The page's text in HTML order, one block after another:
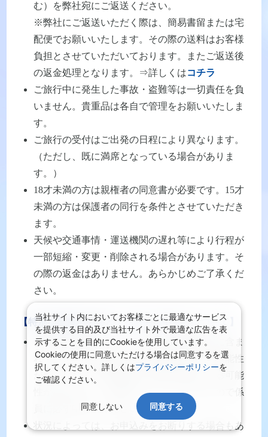
む）を弊社宛にご返送ください。
※弊社にご返送いただく際は、簡易書留または宅
配便でお願いいたします。その際の送料はお客様
負担とさせていただいております。またご返送後
の返金処理となります。⇒詳しくはコチラ
ご旅行中に発生した事故・盗難等は一切責任を負
いません。貴重品は各自で管理をお願いいたしま
す。
ご旅行の受付はご出発の日程により異なります。
（ただし、既に満席となっている場合がありま
す。）
18才未満の方は親権者の同意書が必要です。15才
未満の方は保護者の同行を条件とさせていただき
ます。
天候や交通事情・運送機関の遅れ等により行程が
一部短縮・変更・削除される場合があります。そ
の際の返金はありません。あらかじめご了承くだ
さい。
【特別な配慮を必要とする方のお申込みについて】
お客様の状況によっては、当初の手配内容に含ま
れていない特別な配慮、措置が必要になる可能性
があります。特別な配慮・措置が必要となる可能
性がある方は、ご相談させていただきますので係
員に必ず申し出ください。
状況によっては、お申込みをお断りする場合もあ
当社サイト内においてお客様ごとに最適なサービス
を提供する目的及び当社サイト外で最適な広告を表
示することを目的にCookieを使用しています。
Cookieの使用に同意いただける場合は同意するを選
択してください。詳しくはプライバシーポリシーを
ご確認ください。
同意しない 同意する